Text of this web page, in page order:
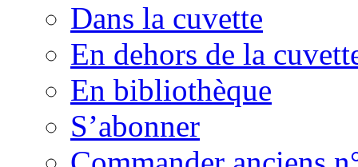
Dans la cuvette
En dehors de la
En bibliothèque
S’abonner